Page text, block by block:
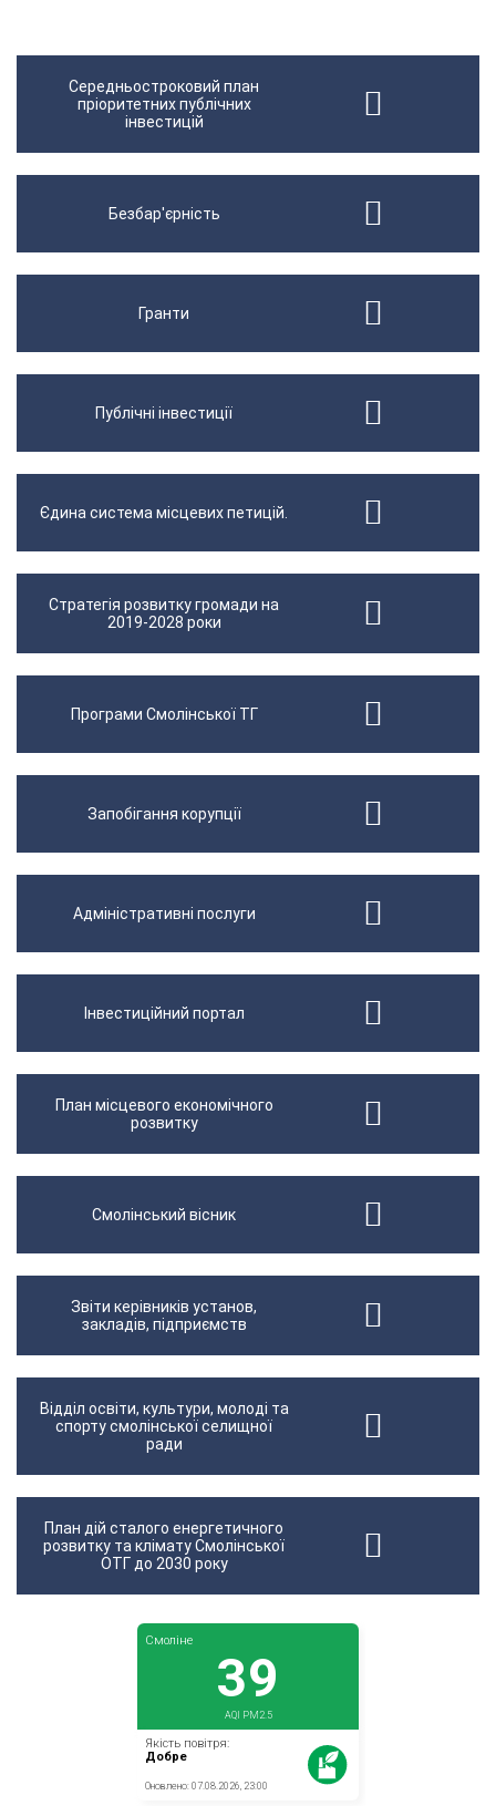
Середньостроковий план
пріоритетних публічних
інвестицій
Безбар'єрність
Гранти
Публічні інвестиції
Єдина система місцевих петицій.
Стратегія розвитку громади на
2019-2028 роки
Програми Смолінської ТГ
Запобігання корупції
Адміністративні послуги
Інвестиційний портал
План місцевого економічного
розвитку
Смолінський вісник
Звіти керівників установ,
закладів, підприємств
Відділ освіти, культури, молоді та
спорту смолінської селищної
ради
План дій сталого енергетичного
розвитку та клімату Смолінської
ОТГ до 2030 року